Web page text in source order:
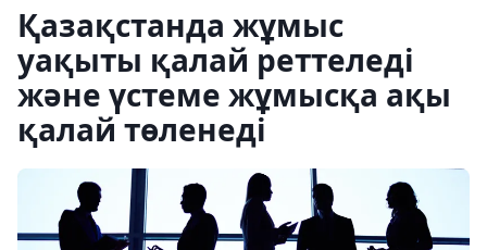
Қазақстанда жұмыс
уақыты қалай реттеледі
және үстеме жұмысқа ақы
қалай төленеді